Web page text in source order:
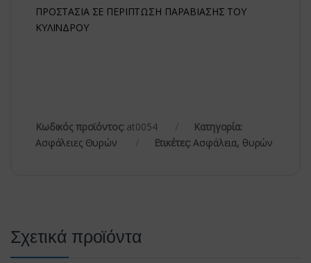
ΠΡΟΣΤΑΣΙΑ ΣΕ ΠΕΡΙΠΤΩΣΗ ΠΑΡΑΒΙΑΣΗΣ ΤΟΥ
ΚΥΛΙΝΔΡΟΥ
Κωδικός προϊόντος: at0054
Κατηγορία:
Ασφάλειες Θυρών
Ετικέτες:Ασφάλεια, θυρών
Σχετικά προϊόντα